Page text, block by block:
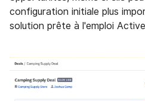
configuration initiale plus
solution prête à l'emploi